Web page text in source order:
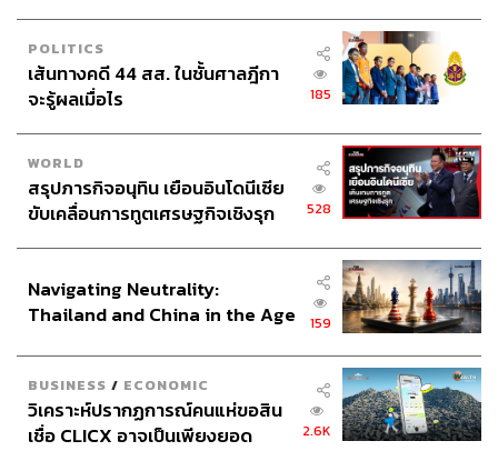
POLITICS
เส้นทางคดี 44 สส. ในชั้นศาลฎีกา
จะรู้ผลเมื่อไร
185
WORLD
สรุปภารกิจอนุทิน เยือนอินโดนีเซีย
ขับเคลื่อนการทูตเศรษฐกิจเชิงรุก
528
Navigating Neutrality:
Thailand and China in the Age
159
BUSINESS / ECONOMIC
วิเคราะห์ปรากฏการณ์คนแห่ขอสิน
เชื่อ CLICX อาจเป็นเพียงยอด
2.6K